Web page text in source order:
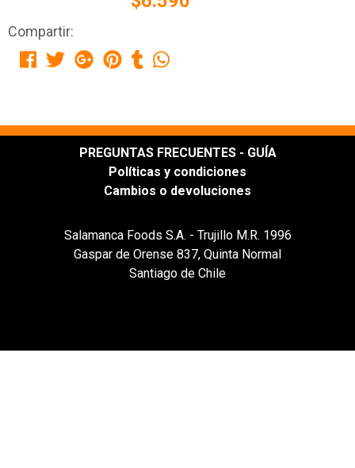
Compartir:
PREGUNTAS FRECUENTES - GUÍA
Políticas y condiciones
Cambios o devoluciones
Salamanca Foods S.A. - Trujillo M.R. 1996
Gaspar de Orense 837, Quinta Normal
Santiago de Chile